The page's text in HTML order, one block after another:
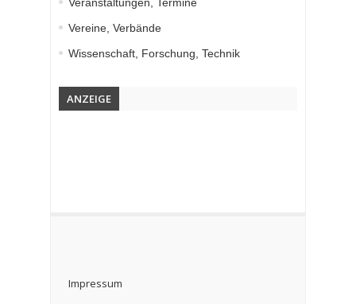
Veranstaltungen, Termine
Vereine, Verbände
Wissenschaft, Forschung, Technik
ANZEIGE
Impressum